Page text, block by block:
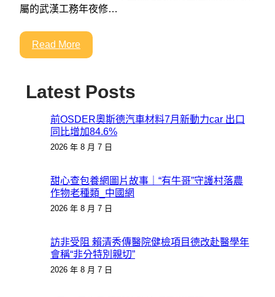
屬的武漢工務年夜修…
Read More
Latest Posts
前OSDER奧斯德汽車材料7月新動力car 出口
同比增加84.6%
2026 年 8 月 7 日
甜心查包養網圖片故事｜“有牛哥”守護村落農
作物老種類_中國網
2026 年 8 月 7 日
訪非受阻 賴清秀傳醫院健檢項目德改赴醫學年
會稱“非分特別親切”
2026 年 8 月 7 日